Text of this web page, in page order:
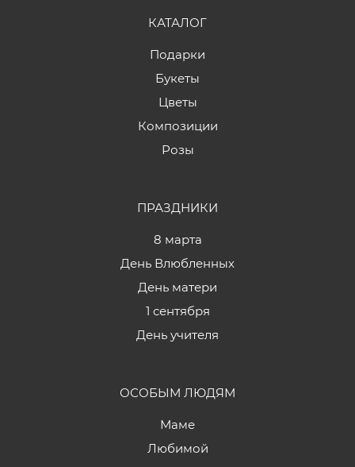
КАТАЛОГ
Подарки
Букеты
Цветы
Композиции
Розы
ПРАЗДНИКИ
8 марта
День Влюбленных
День матери
1 сентября
День учителя
ОСОБЫМ ЛЮДЯМ
Маме
Любимой